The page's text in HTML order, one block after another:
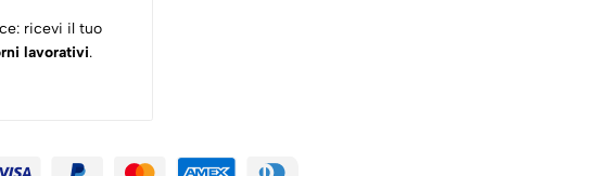
ricevi il tuo
lavorativi.